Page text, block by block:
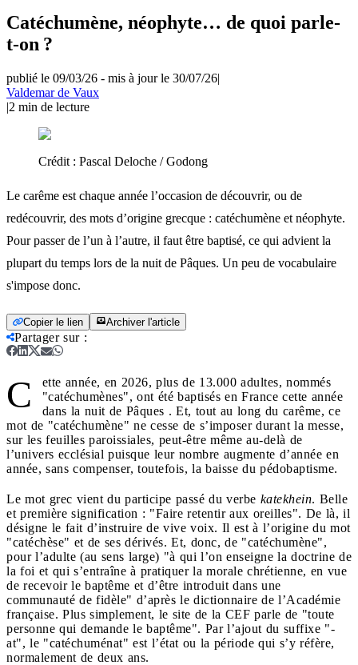
Catéchumène, néophyte… de quoi parle-
t-on ?
publié le 09/03/26 - mis à jour le 30/07/26|
Valdemar de Vaux
|2 min de lecture
Crédit : Pascal Deloche / Godong
Le carême est chaque année l’occasion de découvrir, ou de
redécouvrir, des mots d’origine grecque : catéchumène et néophyte.
Pour passer de l’un à l’autre, il faut être baptisé, ce qui advient la
plupart du temps lors de la nuit de Pâques. Un peu de vocabulaire
s'impose donc.
Copier le lien Archiver l'article
Partager sur:
C
ette année, en 2026, plus de 13.000 adultes, nommés
"catéchumènes", ont été baptisés en France cette année
dans la nuit de Pâques . Et, tout au long du carême, ce
mot de "catéchumène" ne cesse de s’imposer durant la messe,
sur les feuilles paroissiales, peut-être même au-delà de
l’univers ecclésial puisque leur nombre augmente d’année en
année, sans compenser, toutefois, la baisse du pédobaptisme.
Le mot grec vient du participe passé du verbe katekhein. Belle
et première signification : "Faire retentir aux oreilles". De là, il
désigne le fait d’instruire de vive voix. Il est à l’origine du mot
"catéchèse" et de ses dérivés. Et, donc, de "catéchumène",
pour l’adulte (au sens large) "à qui l’on enseigne la doctrine de
la foi et qui s’entraîne à pratiquer la morale chrétienne, en vue
de recevoir le baptême et d’être introduit dans une
communauté de fidèle" d’après le dictionnaire de l’Académie
française. Plus simplement, le site de la CEF parle de "toute
personne qui demande le baptême". Par l’ajout du suffixe "-
at", le "catéchuménat" est l’état ou la période qui s’y réfère,
normalement de deux ans.